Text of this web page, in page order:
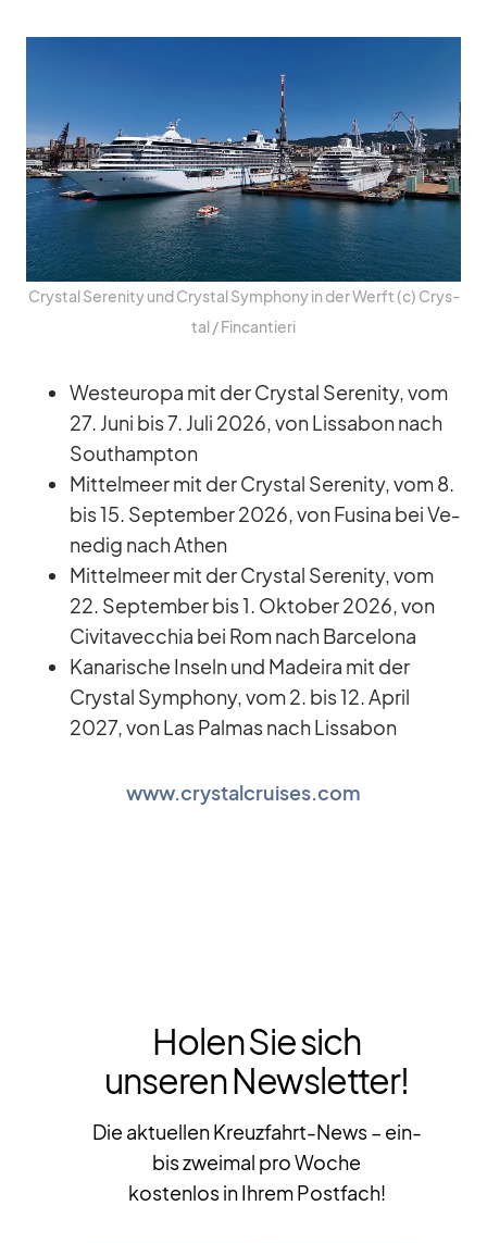
Crys­tal Se­re­nity und Crys­tal Sym­phony in der Werft (c) Crys­
tal /​ Fin­can­tieri
West­eu­ropa mit der Crys­tal Se­re­nity, vom
27. Juni bis 7. Juli 2026, von Lis­sa­bon nach
Sout­hamp­ton
Mit­tel­meer mit der Crys­tal Se­re­nity, vom 8.
bis 15. Sep­tem­ber 2026, von Fu­sina bei Ve­
ne­dig nach Athen
Mit­tel­meer mit der Crys­tal Se­re­nity, vom
22. Sep­tem­ber bis 1. Ok­to­ber 2026, von
Ci­vi­ta­vec­chia bei Rom nach Bar­ce­lona
Ka­na­ri­sche In­seln und Ma­deira mit der
Crys­tal Sym­phony, vom 2. bis 12. April
2027, von Las Pal­mas nach Lis­sa­bon
www.crystalcruises.com
Holen Sie sich
unseren Newsletter!
Die aktuellen Kreuzfahrt-News – ein-
bis zweimal pro Woche
kostenlos in Ihrem Postfach!